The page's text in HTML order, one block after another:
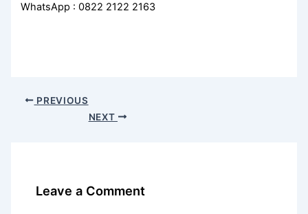
WhatsApp : 0822 2122 2163
PREVIOUS
NEXT
Leave a Comment